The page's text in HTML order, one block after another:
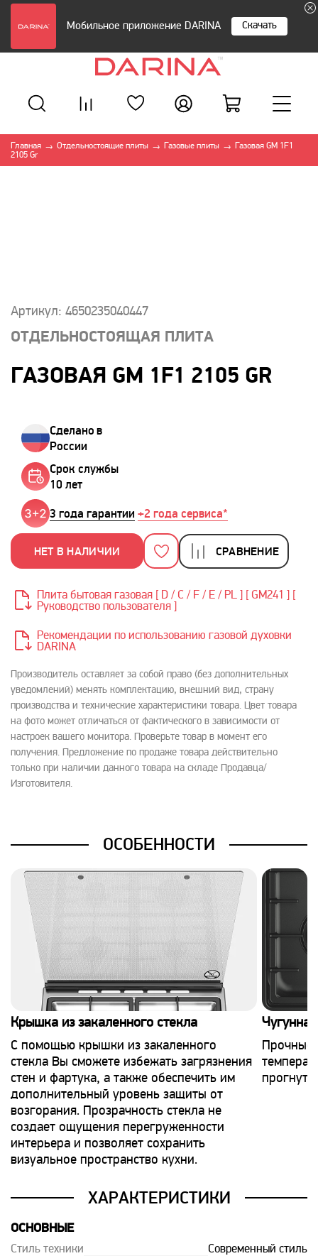
Мобильное приложение DARINA Скачать
Главная → Отдельностоящие плиты → Газовые плиты →
Газовая GM 1F1
2105 Gr
Артикул: 4650235040447
ОТДЕЛЬНОСТОЯЩАЯ ПЛИТА
ГАЗОВАЯ GM 1F1 2105 GR
Сделано в
России
Срок службы
10 лет
3 года гарантии +2 года сервиса*
НЕТ В НАЛИЧИИ СРАВНЕНИЕ
Производитель оставляет за собой право (без дополнительных
уведомлений) менять комплектацию, внешний вид, страну
производства и технические характеристики товара. Цвет товара
на фото может отличаться от фактического в зависимости от
настроек вашего монитора. Проверьте товар в момент его
получения. Предложение по продаже товара действительно
только при наличии данного товара на складе Продавца/
Изготовителя.
Плита бытовая газовая [ D / C / F / E / PL ] [ GM241 ] [
Руководство пользователя ]
Рекомендации по использованию газовой духовки
DARINA
ОСОБЕННОСТИ
Крышка из закаленного стекла
С помощью крышки из закаленного
стекла Вы сможете избежать загрязнения
стен и фартука, а также обеспечить им
дополнительный уровень защиты от
возгорания. Прозрачность стекла не
создает ощущения перегруженности
интерьера и позволяет сохранить
визуальное пространство кухни.
ХАРАКТЕРИСТИКИ
ОСНОВНЫЕ
Стиль техники Современный стиль